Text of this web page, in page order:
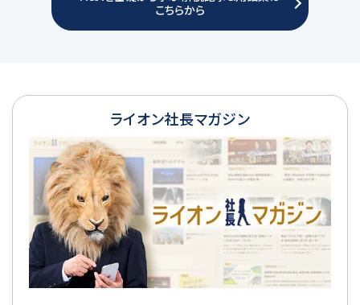
こちらから
ライオン社長マガジン